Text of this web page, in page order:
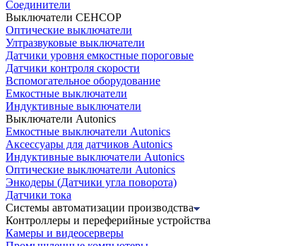
Соединители
Выключатели СЕНСОР
Оптические выключатели
Ултразвуковые выключатели
Датчики уровня емкостные пороговые
Датчики контроля скорости
Вспомогательное оборудование
Емкостные выключатели
Индуктивные выключатели
Выключатели Autonics
Емкостные выключатели Autonics
Аксессуары для датчиков Autonics
Индуктивные выключатели Autonics
Оптические выключатели Autonics
Энкодеры (Датчики угла поворота)
Датчики тока
Системы автоматизации производства
Контроллеры и переферийные устройства
Камеры и видеосерверы